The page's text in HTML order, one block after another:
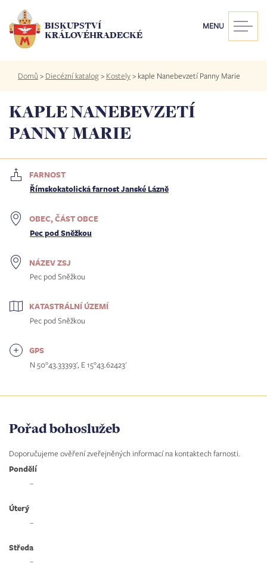
hlavnímu
obsahu
BISKUPSTVÍ
KRÁLOVÉHRADECKÉ
MENU
Drobečková
navigace
Domů > Diecézní katalog> Kostely> kaple Nanebevzetí Panny Marie
KAPLE NANEBEVZETÍ
PANNY MARIE
FARNOST
Římskokatolická farnost Janské Lázně
OBEC, ČÁST OBCE
Pec pod Sněžkou
NÁZEV ZSJ
Pec pod Sněžkou
KATASTRÁLNÍ ÚZEMÍ
Pec pod Sněžkou
GPS
N 50°43.33393', E 15°43.62423'
Pořad bohoslužeb
Doporučujeme ověření zveřejněných informací na kontaktech farnosti.
Pondělí
–
Úterý
–
Středa
–